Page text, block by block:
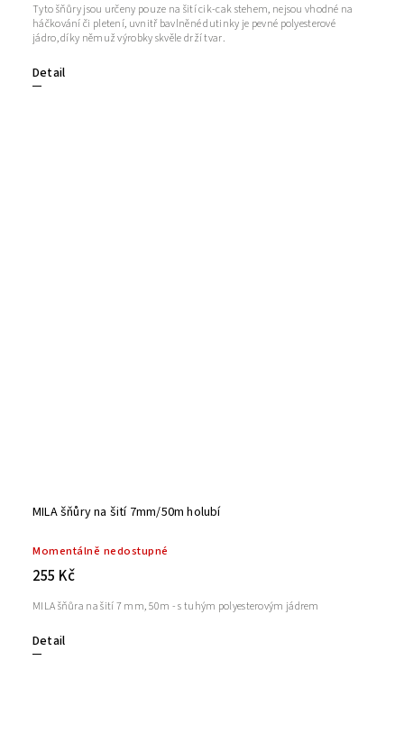
Detail
Tyto šňůry jsou určeny pouze na šití cik-cak stehem, nejsou vhodné na
háčkování či pletení, uvnitř bavlněné dutinky je pevné polyesterové
jádro, díky němuž výrobky skvěle drží tvar.
MILA šňůry na šití 7mm/50m holubí
Momentálně nedostupné
255 Kč
Detail
MILA šňůra na šití 7 mm, 50m - s tuhým polyesterovým jádrem